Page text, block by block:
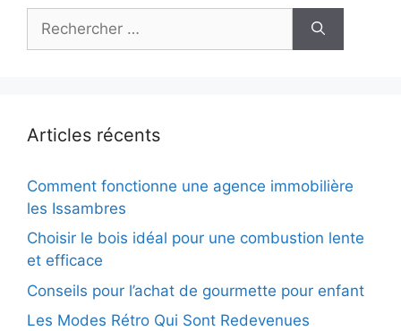
Articles récents
Comment fonctionne une agence immobilière
les Issambres
Choisir le bois idéal pour une combustion lente
et efficace
Conseils pour l’achat de gourmette pour enfant
Les Modes Rétro Qui Sont Redevenues